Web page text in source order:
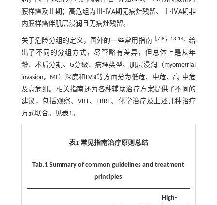
膜样癌及Ⅱ期；高危组为Ⅲ-ⅣA期无病灶残留、Ⅰ-ⅣA期非
内膜样癌伴肌层浸润且无病灶残留。
关于危险分组的定义，国外的一些常用指南 ［7-8 ， 13-14］给
出了不同的分组方式，尽管略有差异，但总体上是从年
龄、术后分期、G分级、病理类型、肌层浸润（myometrial
invasion，MI）深度和LVSI等方面分为低危、中危、高-中危
及高危组。相关指南还为各种辅助治疗方案提供了不同的
建议，包括观察、VBT、EBRT、化学治疗及上述几种治疗
方式联合。见表1。
表1 常见指南治疗原则总结
Tab.1 Summary of common guidelines and treatment
principles
High-